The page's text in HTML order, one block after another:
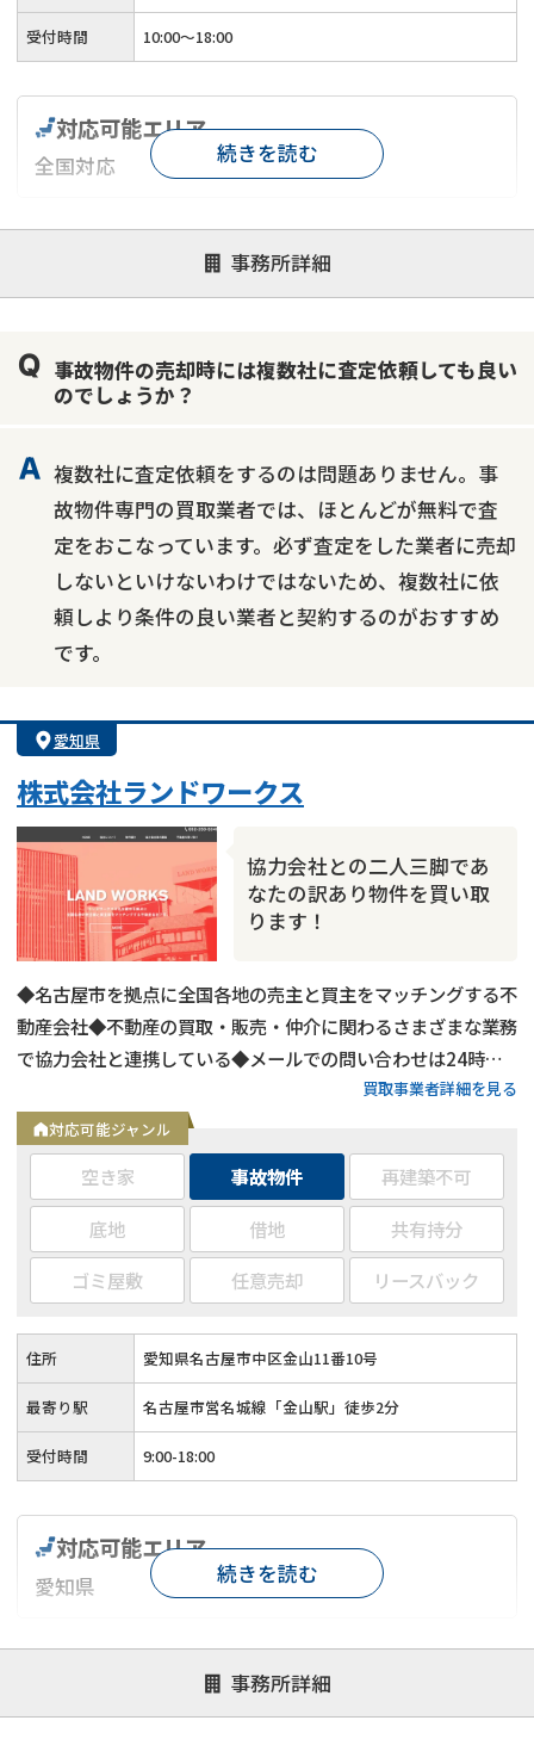
受付時間 10:00～18:00
事務所詳細
対応可能エリア
全国対応
対応が親身 オンライン面談可能
レスポンスが早い
1億円以上の買取可
続きを読む
事故物件の売却時には複数社に査定依頼しても良い
のでしょうか？
複数社に査定依頼をするのは問題ありません。事
故物件専門の買取業者では、ほとんどが無料で査
定をおこなっています。必ず査定をした業者に売却
しないといけないわけではないため、複数社に依
頼しより条件の良い業者と契約するのがおすすめ
です。
愛知県
株式会社ランドワークス
協力会社との二人三脚であ
なたの訳あり物件を買い取
ります！
◆名古屋市を拠点に全国各地の売主と買主をマッチングする不
動産会社◆不動産の買取・販売・仲介に関わるさまざまな業務
で協力会社と連携している◆メールでの問い合わせは24時間
買取事業者詳細を見る
対応可能ジャンル
空き家 事故物件
再建築不可
底地
借地
共有持分
ゴミ屋敷
任意売却 リースバック
住所 愛知県名古屋市中区金山11番10号
最寄り駅 名古屋市営名城線「金山駅」徒歩2分
受付時間 9:00-18:00
事務所詳細
対応可能エリア
愛知県
対応が親身 オンライン面談可能
レスポンスが早い
1億円以上の買取可
続きを読む